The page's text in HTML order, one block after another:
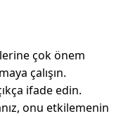
çok önem
çalışın.
ifade edin.
onu etkilemenin